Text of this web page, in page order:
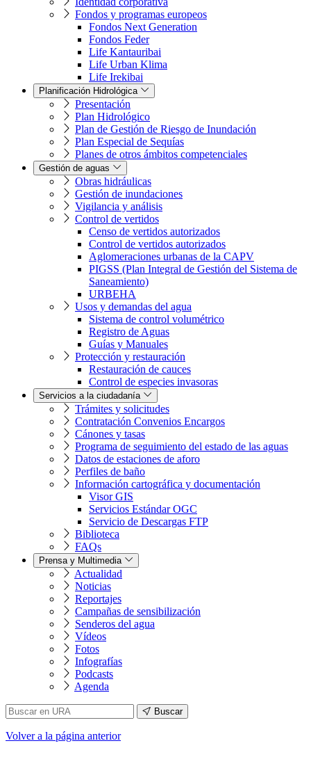
Fondos y programas europeos
Fondos Next Generation
Fondos Feder
Life Kantauribai
Life Urban Klima
Life Irekibai
Planificación Hidrológica
Presentación
Plan Hidrológico
Plan de Gestión de Riesgo de Inundación
Plan Especial de Sequías
Planes de otros ámbitos competenciales
Gestión de aguas
Obras hidráulicas
Gestión de inundaciones
Vigilancia y análisis
Control de vertidos
Censo de vertidos autorizados
Control de vertidos autorizados
Aglomeraciones urbanas de la CAPV
PIGSS (Plan Integral de Gestión del Sistema de
Saneamiento)
URBEHA
Usos y demandas del agua
Sistema de control volumétrico
Registro de Aguas
Guías y Manuales
Protección y restauración
Restauración de cauces
Control de especies invasoras
Servicios a la ciudadanía
Trámites y solicitudes
Contratación Convenios Encargos
Cánones y tasas
Programa de seguimiento del estado de las aguas
Datos de estaciones de aforo
Perfiles de baño
Información cartográfica y documentación
Visor GIS
Servicios Estándar OGC
Servicio de Descargas FTP
Biblioteca
FAQs
Prensa y Multimedia
Actualidad
Noticias
Reportajes
Campañas de sensibilización
Senderos del agua
Vídeos
Fotos
Infografías
Podcasts
Agenda
Buscar
Volvera la página anterior